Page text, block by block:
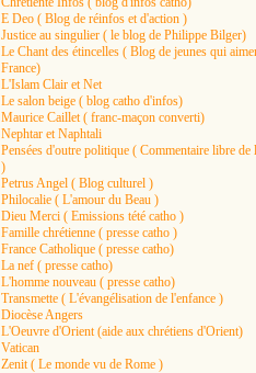
E Deo ( Blog de réinfos et d'action )
Justice au singulier ( le blog de Philippe Bilger)
Le Chant des étincelles ( Blog de jeunes qui
France)
L'Islam Clair et Net
Le salon beige ( blog catho d'infos)
Maurice Caillet ( franc-maçon converti)
Nephtar et Naphtali
Pensées d'outre politique ( Commentaire libre de
)
Petrus Angel ( Blog culturel )
Philocalie ( L'amour du Beau )
Dieu Merci ( Emissions tété catho )
Famille chrétienne ( presse catho )
France Catholique ( presse catho)
La nef ( presse catho)
L'homme nouveau ( presse catho)
Transmette ( L'évangélisation de l'enfance )
Diocèse Angers
L'Oeuvre d'Orient (aide aux chrétiens d'Orient)
Vatican
Zenit ( Le monde vu de Rome )